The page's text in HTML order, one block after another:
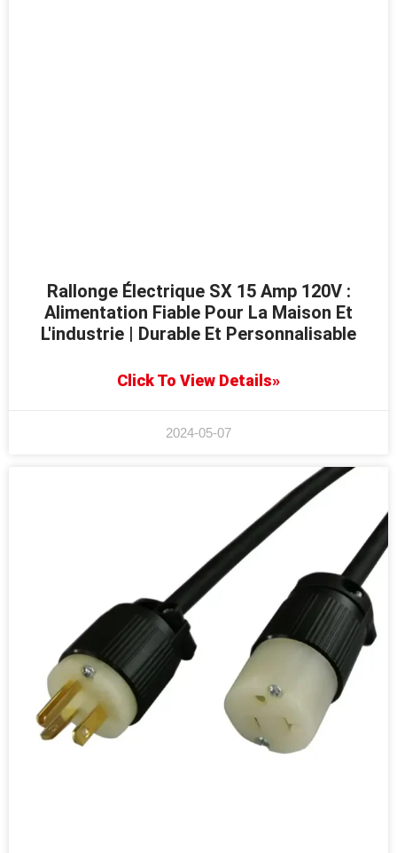
Rallonge Électrique SX 15 Amp 120V :
Alimentation Fiable Pour La Maison Et
L'industrie | Durable Et Personnalisable
Click To View Details»
2024-05-07